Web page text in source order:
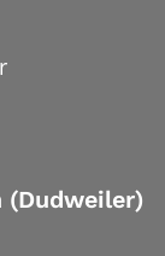
(Dudweiler)